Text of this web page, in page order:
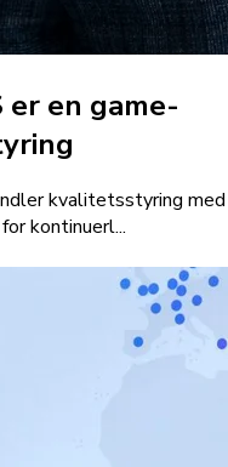
er en game-
kvalitetsstyring med
kontinuerl...